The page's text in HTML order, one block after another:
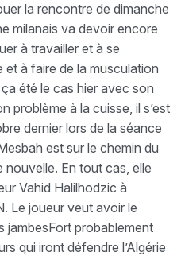
la rencontre de dimanche
milanais va devoir encore
à travailler et à se
à faire de la musculation
été le cas hier avec son
problème à la cuisse, il s’est
dernier lors de la séance
est sur le chemin du
En tout cas, elle
Vahid Halilhodzic à
Le joueur veut avoir le
jambesFort probablement
qui iront défendre l’Algérie